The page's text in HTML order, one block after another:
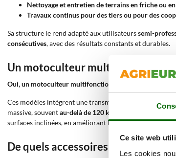
Ce site web
Les cookies
Nettoyage et entretien de terrains en friche ou
Travaux continus pour des tiers ou pour des
Sa structure le rend adapté aux utilisateurssemi-
consécutives, avec des résultats constants et durables.
Un motoculteur multifonction
Oui, un motoculteur multifonction série lourde est
Ces modèles intègrent une transmission à engrenages
massive, souventau-delà de 120 kg,
surfaces inclinées, en améliorant le contrôle
De quels accessoires peut être